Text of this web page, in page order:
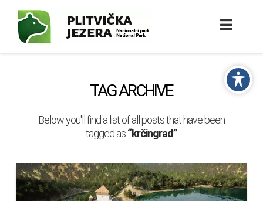
TAG ARCHIVE
Below you'll find a list of all posts that have been
tagged as“krčingrad”